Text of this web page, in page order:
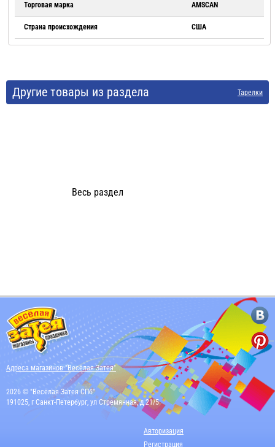
Торговая марка AMSCAN
Страна происхождения США
Другие товары из раздела Тарелки
Весь раздел
Адреса магазинов "Весёлая Затея"
2026 © "Весёлая Затея СПб"
191025, г Санкт-Петербург, ул Стремянная, д 21/5
Авторизация
Регистрация